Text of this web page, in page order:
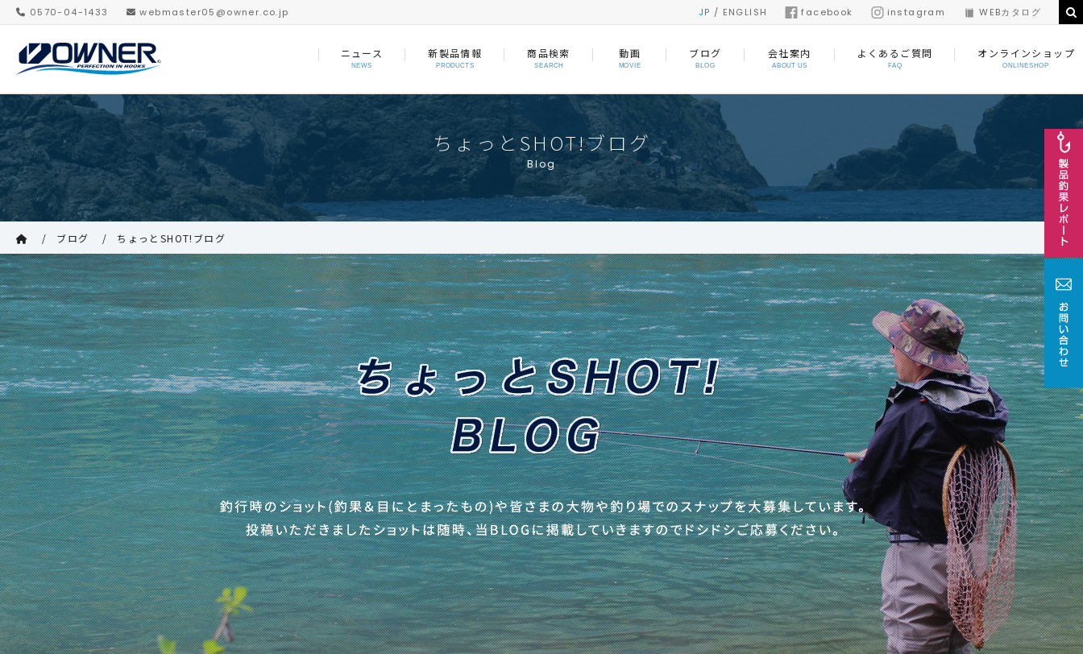
0570-04-1433 webmaster05@owner.co.jp JP / ENGLISH facebook instagram WEBカタログ
ニュース
NEWS
新製品情報
PRODUCTS
商品検索
SEARCH
動画
MOVIE
ブログ
BLOG
会社案内
ABOUT US
よくあるご質問
FAQ
オンラインショップ
ONLINESHOP
ちょっとSHOT!ブログ
Blog
ブログ ちょっとSHOT!ブログ